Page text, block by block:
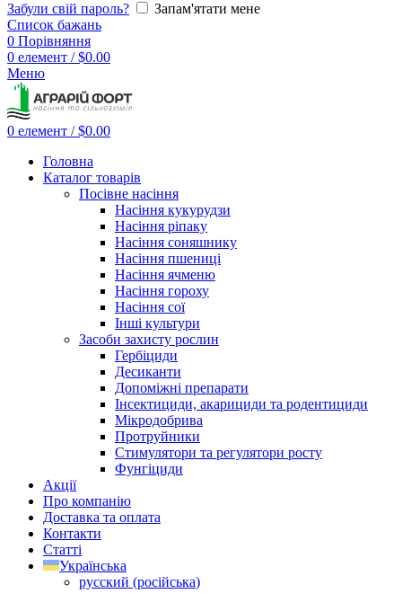
Забули свій пароль?
Запам'ятати мене
Список бажань
0 Порівняння
0 елемент / $0.00
Меню
0 елемент / $0.00
Головна
Каталог товарів
Посівне насіння
Насіння кукурудзи
Насіння ріпаку
Насіння соняшнику
Насіння пшениці
Насіння ячменю
Насіння гороху
Насіння сої
Інші культури
Засоби захисту рослин
Гербіциди
Десиканти
Допоміжні препарати
Інсектициди, акарициди та родентициди
Мікродобрива
Протруйники
Стимулятори та регулятори росту
Фунгіциди
Акції
Про компанію
Доставка та оплата
Контакти
Статті
Українська
русский (російська)